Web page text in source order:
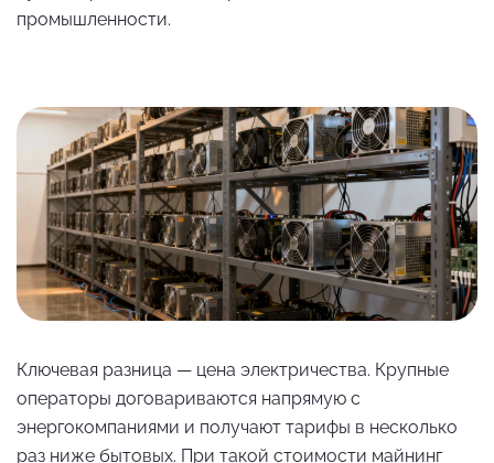
промышленности.
Ключевая разница — цена электричества. Крупные
операторы договариваются напрямую с
энергокомпаниями и получают тарифы в несколько
раз ниже бытовых. При такой стоимости майнинг